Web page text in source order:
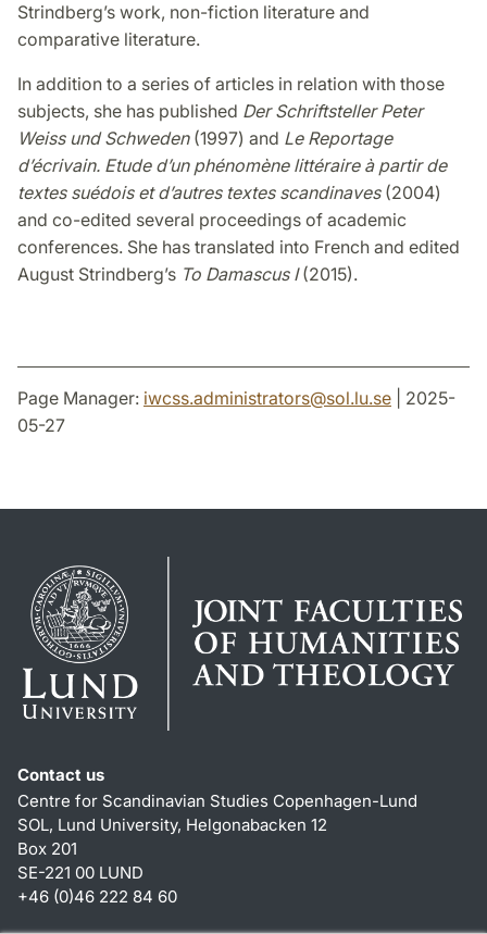
Strindberg’s work, non-fiction literature and
comparative literature.
In addition to a series of articles in relation with those
subjects, she has published Der Schriftsteller Peter
Weiss und Schweden (1997) and Le Reportage
d’écrivain. Etude d’un phénomène littéraire à partir de
textes suédois et d’autres textes scandinaves (2004)
and co-edited several proceedings of academic
conferences. She has translated into French and edited
August Strindberg’s To Damascus I(2015).
Page Manager: iwcss.administrators@sol.lu.se | 2025-
05-27
Contact us
Centre for Scandinavian Studies Copenhagen-Lund
SOL, Lund University, Helgonabacken 12
Box 201
SE-221 00 LUND
+46 (0)46 222 84 60